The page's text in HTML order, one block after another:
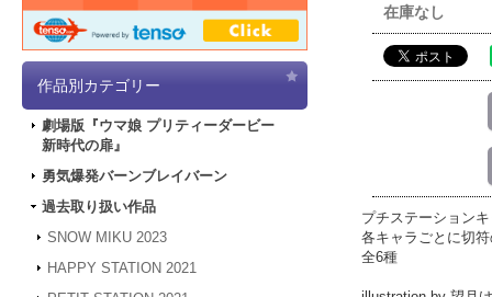
作品別カテゴリー
劇場版『ウマ娘 プリティーダービー
新時代の扉』
勇気爆発バーンブレイバーン
過去取り扱い作品
SNOW MIKU 2023
HAPPY STATION 2021
在庫なし
プチステーション
各キャラごとに切
全6種